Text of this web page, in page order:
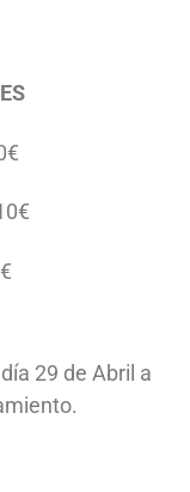
29 de Abril a